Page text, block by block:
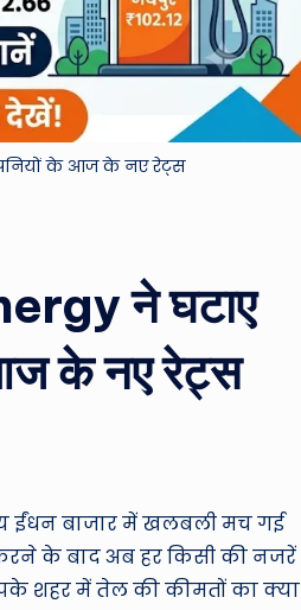
&
M
o
vi
N
e
w
ro
u
कंपनियों के आज के नए रेट्स
ने घटाए
के नए रेट्स
ईंधन बाजार में खलबली मच गई
करने के बाद अब हर किसी की नजरें
शहर में तेल की कीमतों का क्या